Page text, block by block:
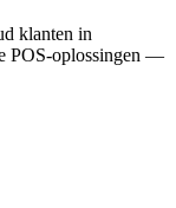
klanten in
POS-oplossingen —